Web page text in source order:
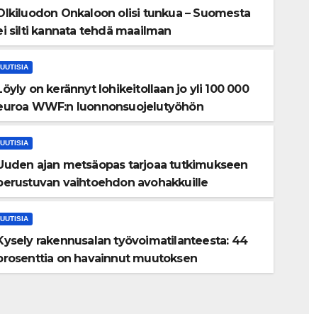
Löyly on kerännyt
euroa WWF:n
ELO 7, 2026 TUULA POHJOLA
Onkaloon olisi tunkua – Suomesta
silti kannata tehdä maailman
UUTISIA
on kerännyt lohikeitollaan jo yli 100 000
WWF:n luonnonsuojelutyöhön
UUTISIA
ajan metsäopas tarjoaa tutkimukseen
vaihtoehdon avohakkuille
UUTISIA
rakennusalan työvoimatilanteesta: 44
on havainnut muutoksen